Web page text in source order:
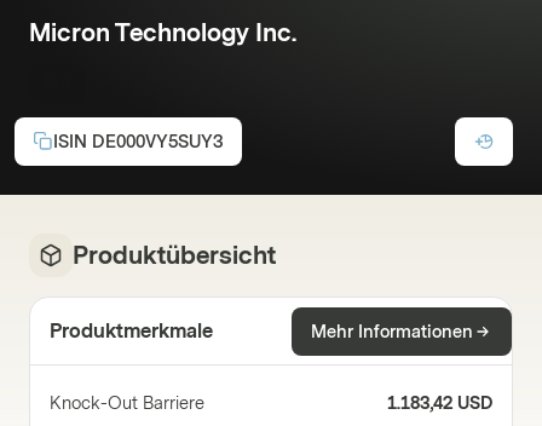
Micron Technology Inc.
ISIN DE000VY5SUY3
Produktübersicht
Produktmerkmale Mehr Informationen
Knock-Out Barriere
1.183,42 USD